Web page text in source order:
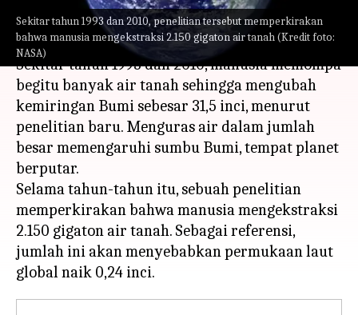
Sekitar tahun 1993 dan 2010, penelitian tersebut memperkirakan
bahwa manusia mengekstraksi 2.150 gigaton air tanah (Kredit foto:
NASA)
Apa ceritanya
Sekitar tahun 1993 dan 2010, manusia memompa
begitu banyak air tanah sehingga mengubah
kemiringan Bumi sebesar 31,5 inci, menurut
penelitian baru. Menguras air dalam jumlah
besar memengaruhi sumbu Bumi, tempat planet
berputar.
Selama tahun-tahun itu, sebuah penelitian
memperkirakan bahwa manusia mengekstraksi
2.150 gigaton air tanah. Sebagai referensi,
jumlah ini akan menyebabkan permukaan laut